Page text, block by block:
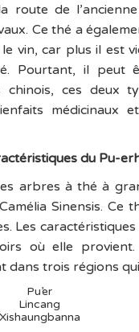
route de
Ce thé a
vin, car plus il est
Pourtant, il peut
chinois, ces deux
médicinaux
du Pu-
arbres à thé à
Sinensis. Ce
Les
où elle
dans trois régions
Pu’er
Lincang
Xishaungbanna